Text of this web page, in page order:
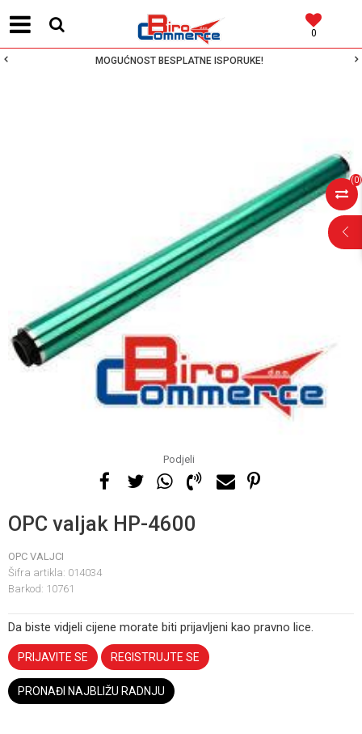
0
MOGUĆNOST BESPLATNE ISPORUKE!
(0)
Podjeli
OPC valjak HP-4600
OPC VALJCI
Šifra artikla: 014034
Barkod: 10761
Da biste vidjeli cijene morate biti prijavljeni kao pravno lice.
PRIJAVITE SE REGISTRUJTE SE
PRONAĐI NAJBLIŽU RADNJU